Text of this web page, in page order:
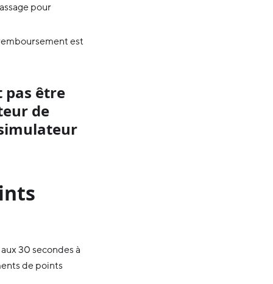
pour
est
pas être
de
30 secondes à
de points